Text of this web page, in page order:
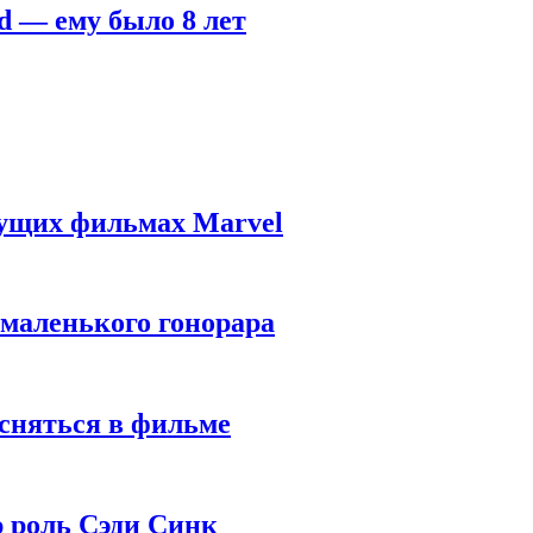
— ему было 8 лет
фильмах Marvel
гонорара
в фильме
роль Сэди Синк